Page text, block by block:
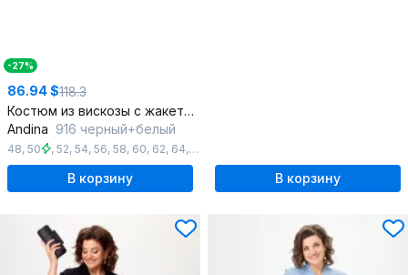
-27%
86.94 $118.3
Костюм из вискозы с жакетом-кимано и свободными брюками
Andina 916 черный+белый
48, 50 , 52, 54, 56, 58, 60, 62, 64, 66
В корзину В корзину